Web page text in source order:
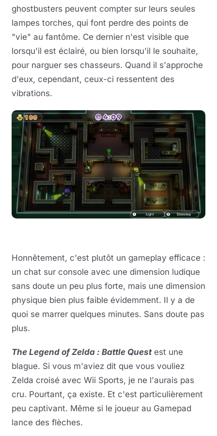
ghostbusters peuvent compter sur leurs seules
lampes torches, qui font perdre des points de
"vie" au fantôme. Ce dernier n'est visible que
lorsqu'il est éclairé, ou bien lorsqu'il le souhaite,
pour narguer ses chasseurs. Quand il s'approche
d'eux, cependant, ceux-ci ressentent des
vibrations.
Honnêtement, c'est plutôt un gameplay efficace :
un chat sur console avec une dimension ludique
sans doute un peu plus forte, mais une dimension
physique bien plus faible évidemment. Il y a de
quoi se marrer quelques minutes. Sans doute pas
plus.
The Legend of Zelda : Battle Questest une
blague. Si vous m'aviez dit que vous vouliez
Zelda croisé avec Wii Sports, je ne l'aurais pas
cru. Pourtant, ça existe. Et c'est particulièrement
peu captivant. Même si le joueur au Gamepad
lance des flèches.